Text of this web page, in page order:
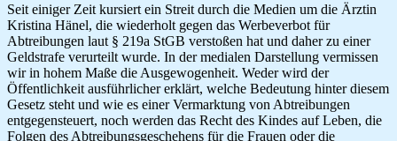
Seit einiger Zeit kursiert ein Streit durch die Medien um die Ärztin
Kristina Hänel, die wiederholt gegen das Werbeverbot für
Abtreibungen laut § 219a StGB verstoßen hat und daher zu einer
Geldstrafe verurteilt wurde. In der medialen Darstellung vermissen
wir in hohem Maße die Ausgewogenheit. Weder wird der
Öffentlichkeit ausführlicher erklärt, welche Bedeutung hinter diesem
Gesetz steht und wie es einer Vermarktung von Abtreibungen
entgegensteuert, noch werden das Recht des Kindes auf Leben, die
Folgen des Abtreibungsgeschehens für die Frauen oder die